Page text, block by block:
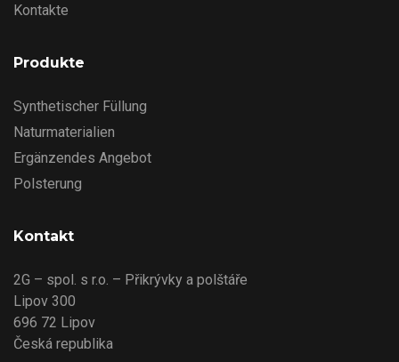
Kontakte
Produkte
Synthetischer Füllung
Naturmaterialien
Ergänzendes Angebot
Polsterung
Kontakt
2G – spol. s r.o. – Přikrývky a polštáře
Lipov 300
696 72 Lipov
Česká republika